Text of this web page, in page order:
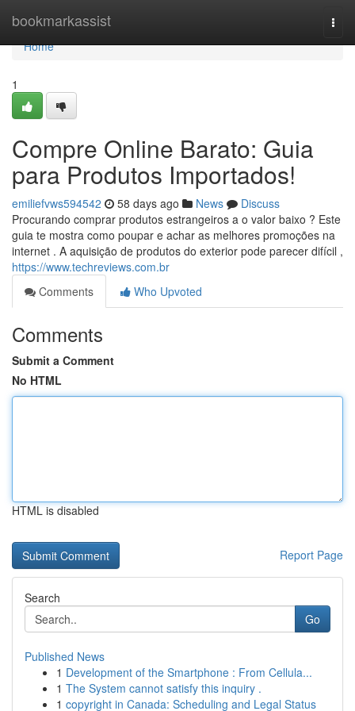
bookmarkassist
Home
Home
1
Compre Online Barato: Guia
para Produtos Importados!
emiliefvws594542 58 days ago News
Discuss
Procurando comprar produtos estrangeiros a o valor baixo ? Este
guia te mostra como poupar e achar as melhores promoções na
internet . A aquisição de produtos do exterior pode parecer difícil ,
https://www.techreviews.com.br
Comments
Who Upvoted
Comments
Submit a Comment
No HTML
HTML is disabled
Report Page
Search
Go
Published News
1 Development of the Smartphone : From Cellula...
1 The System cannot satisfy this inquiry .
1 copyright in Canada: Scheduling and Legal Status